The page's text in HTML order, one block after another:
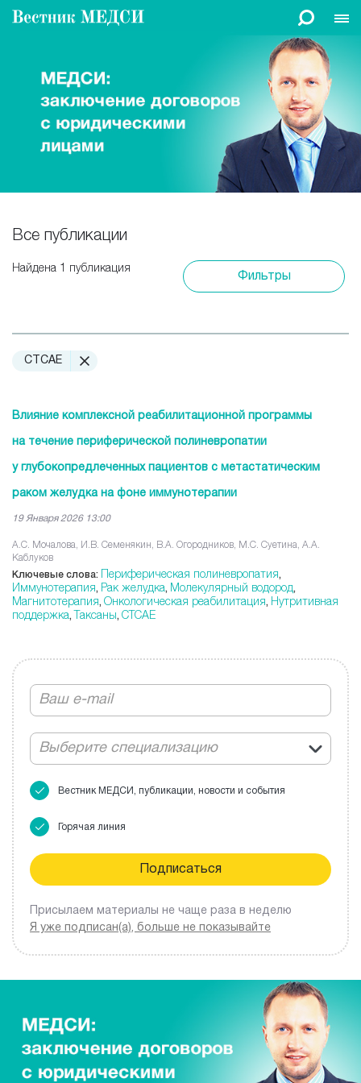
Все публикации
Найдена 1 публикация
Фильтры
CTCAE
Влияние комплексной реабилитационной программы
на течение периферической полиневропатии
у глубокопредлеченных пациентов с метастатическим
раком желудка на фоне иммунотерапии
19 Января 2026 13:00
А.С. Мочалова, И.В. Семенякин, В.А. Огородников, М.С. Суетина, А.А.
Каблуков
Ключевые слова: Периферическая полиневропатия,
Иммунотерапия, Рак желудка, Молекулярный водород,
Магнитотерапия, Онкологическая реабилитация, Нутритивная
поддержка, Таксаны, CTCAE
Выберите специализацию
Вестник МЕДСИ, публикации, новости и события
Горячая линия
Присылаем материалы не чаще раза в неделю
Я уже подписан(а), больше не показывайте